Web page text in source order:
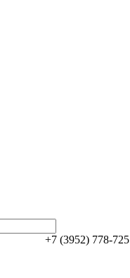
+7 (3952) 778-725